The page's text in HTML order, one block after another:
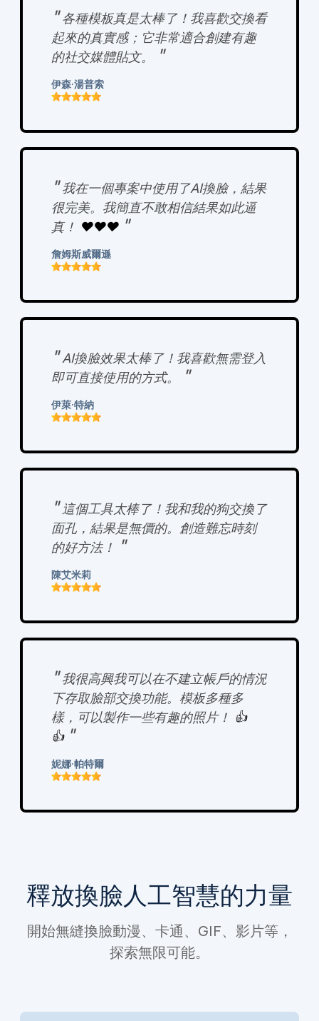
" 各種模板真是太棒了！我喜歡交換看
起來的真實感；它非常適合創建有趣
的社交媒體貼文。
"
伊森·湯普索
" 我在一個專案中使用了AI換臉，結果
很完美。我簡直不敢相信結果如此逼
真！ ❤️❤️❤️ "
詹姆斯威爾遜
" AI換臉效果太棒了！我喜歡無需登入
即可直接使用的方式。
"
伊萊·特納
" 這個工具太棒了！我和我的狗交換了
面孔，結果是無價的。創造難忘時刻
的好方法！
"
陳艾米莉
" 我很高興我可以在不建立帳戶的情況
下存取臉部交換功能。模板多種多
樣，可以製作一些有趣的照片！ 👍
👍 "
妮娜·帕特爾
釋放換臉人工智慧的力量
開始無縫換臉動漫、卡通、GIF、影片等，
探索無限可能。